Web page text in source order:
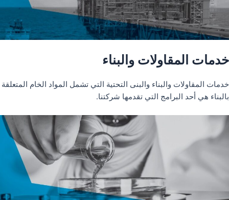
خدمات المقاولات والبناء
خدمات المقاولات والبناء والبنى التحتية التي تشمل المواد الخام المتعلقة
بالبناء هي أحد البرامج التي تقدمها شركتنا.